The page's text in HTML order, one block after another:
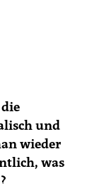
und
wieder
was